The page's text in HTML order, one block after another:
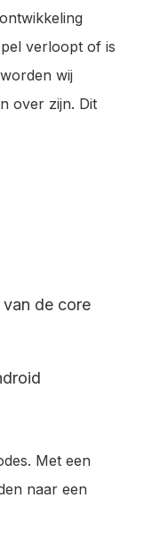
verloopt of is
wij
over zijn. Dit
de core
Met een
naar een